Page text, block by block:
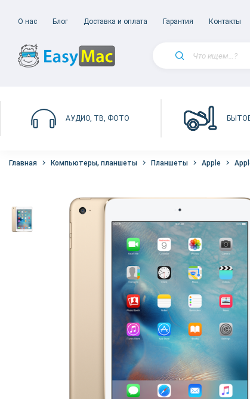
О нас Блог Доставка и оплата Гарантия Контакты
АУДИО, ТВ, ФОТО
Главная Компьютеры, планшеты Планшеты Apple